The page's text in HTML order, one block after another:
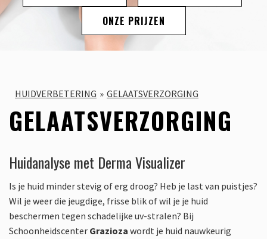
ONZE PRIJZEN
HUIDVERBETERING GELAATSVERZORGING
GELAATSVERZORGING
Huidanalyse met Derma Visualizer
Is je huid minder stevig of erg droog? Heb je last van puistjes?
Wil je weer die jeugdige, frisse blik of wil je je huid
beschermen tegen schadelijke uv-stralen? Bij
Schoonheidscenter Grazioza wordt je huid nauwkeurig